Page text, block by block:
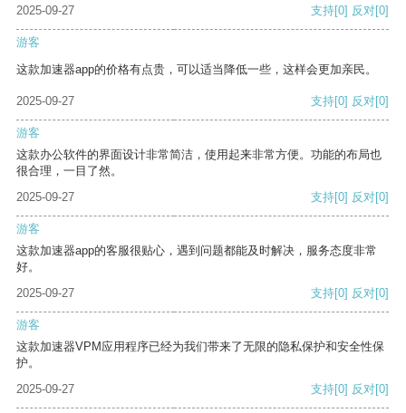
2025-09-27 支持[0] 反对[0]
游客
这款加速器app的价格有点贵，可以适当降低一些，这样会更加亲民。
2025-09-27 支持[0] 反对[0]
游客
这款办公软件的界面设计非常简洁，使用起来非常方便。功能的布局也
很合理，一目了然。
2025-09-27
支持[0] 反对[0]
游客
这款加速器app的客服很贴心，遇到问题都能及时解决，服务态度非常
好。
2025-09-27
支持[0] 反对[0]
游客
这款加速器VPM应用程序已经为我们带来了无限的隐私保护和安全性保
护。
2025-09-27
支持[0] 反对[0]